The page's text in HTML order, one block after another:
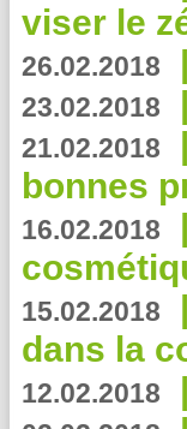
viser le
26.02.2018
23.02.2018
21.02.2018
bonnes
16.02.2018
15.02.2018
dans la
12.02.2018 |